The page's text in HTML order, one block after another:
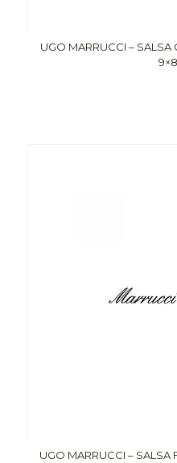
UGO MARRUCCI – SALSA
UGO MARRUCCI – SALSA